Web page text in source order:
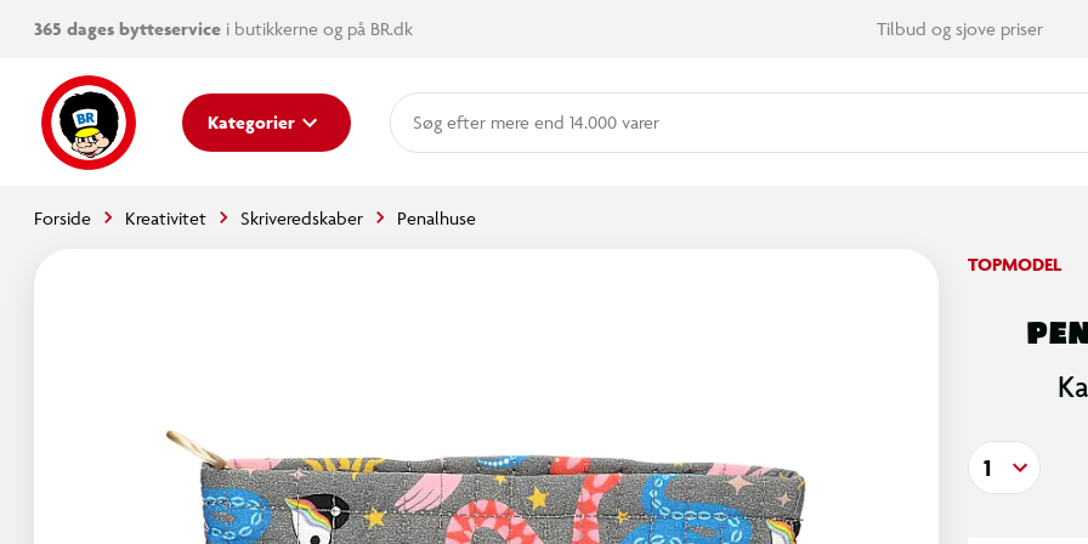
365 dages bytteservice i butikkerne og på BR.dk Tilbud og sjove priser
Kategorier mere end 14.000 varer
Forside Kreativitet Skriveredskaber Penalhuse
TOPMODEL
1